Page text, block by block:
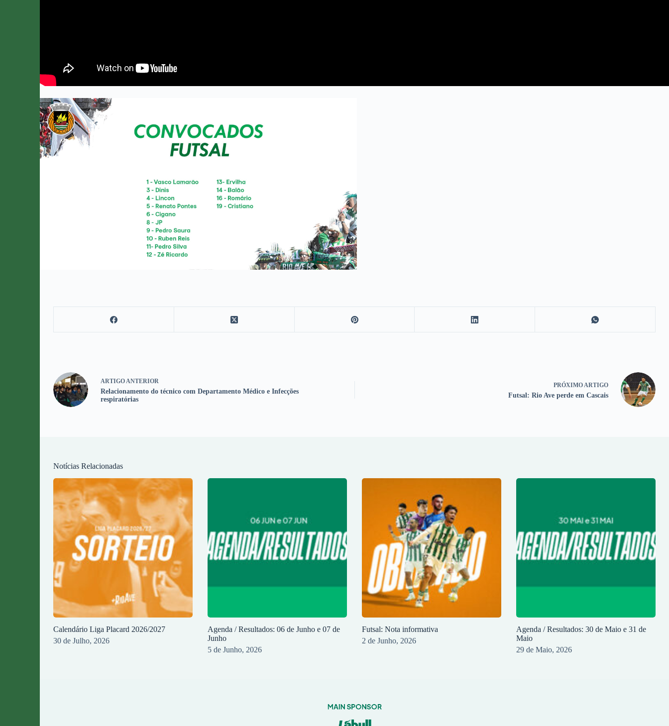
ARTIGO ANTERIOR
Relacionamento do técnico com Departamento Médico e Infecções
respiratórias
PRÓXIMO ARTIGO
Futsal: Rio Ave perde em Cascais
Notícias Relacionadas
Calendário Liga Placard 2026/2027
30 de Julho, 2026
Agenda / Resultados: 06 de Junho e 07 de
Junho
5 de Junho, 2026
Futsal: Nota informativa
2 de Junho, 2026
Agenda / Resultados: 30 de Maio e 31 de
Maio
29 de Maio, 2026